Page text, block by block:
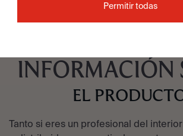
INFORMACIÓN
EL
Tanto si eres un profesional del
Permitir todas